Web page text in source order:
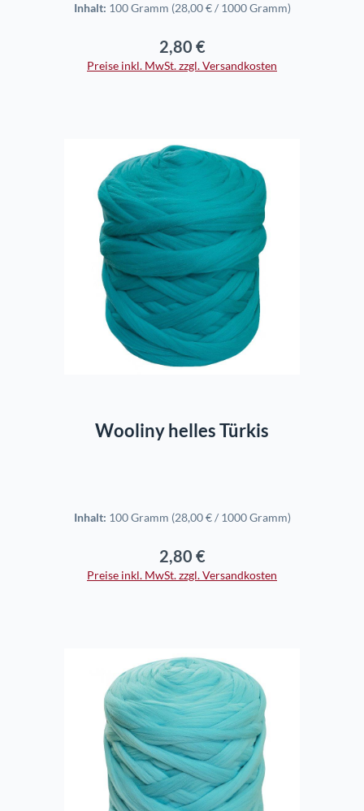
Inhalt: 100 Gramm (28,00 € / 1000 Gramm)
Regulärer Preis:
2,80 €
Preise inkl. MwSt. zzgl. Versandkosten
In den Warenkorb
Wooliny helles Türkis
Inhalt: 100 Gramm (28,00 € / 1000 Gramm)
Regulärer Preis:
2,80 €
Preise inkl. MwSt. zzgl. Versandkosten